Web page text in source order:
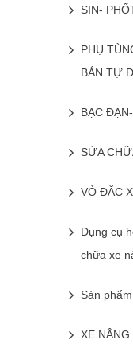
SIN-
PHỤ
BÁN TỰ
BẠC
SỬA
VỎ ĐẶC
Dụng cụ
chữa xe
Sản
XE NÂNG